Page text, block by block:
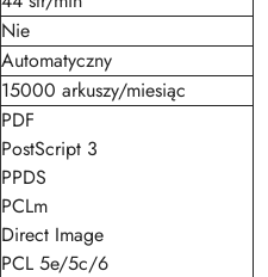
Nie
Automatyczny
15000 arkuszy/miesiąc
PDF
PostScript 3
PPDS
PCLm
Direct Image
PCL 5e/5c/6